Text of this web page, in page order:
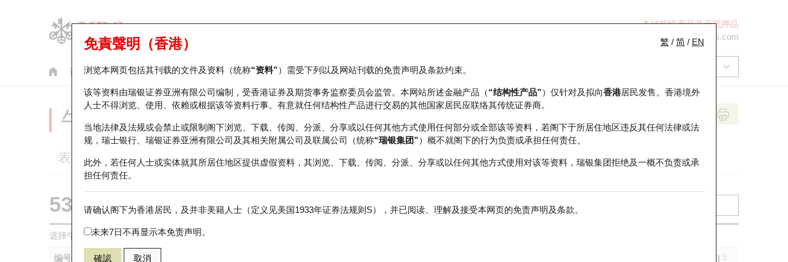
本结构性产品并无抵押品
ol-hkwarrants@ubs.com
认股证 牛熊证 美股指数产品 轮证市场统计 正股数据及市场统计 瑞银轮证教室
繁 / 简 / EN
免責聲明（香港）
浏览本网页包括其刊载的文件及资料（统称“资料”）需受下列以及网站刊载的免责声明及条款约束。
该等资料由瑞银证券亚洲有限公司编制，受香港证券及期货事务监察委员会监管。本网站所述金融产品（“结构性产品”）仅针对及拟向香港居民发售。香港境外
人士不得浏览、使用、依赖或根据该等资料行事。有意就任何结构性产品进行交易的其他国家居民应联络其传统证券商。
当地法律及法规或会禁止或限制阁下浏览、下载、传阅、分派、分享或以任何其他方式使用任何部分或全部该等资料，若阁下于所居住地区违反其任何法律或法
规，瑞士银行、瑞银证券亚洲有限公司及其相关附属公司及联属公司（统称“瑞银集团”）概不就阁下的行为负责或承担任何责任。
此外，若任何人士或实体就其所居住地区提供虚假资料，其浏览、下载、传阅、分派、分享或以任何其他方式使用对该等资料，瑞银集团拒绝及一概不负责或承
担任何责任。
请确认阁下为香港居民，及并非美籍人士（定义见美国1933年证券法规则S），并已阅读、理解及接受本网页的免责声明及条款。
未来7日不再显示本免责声明。
確認 取消
牛熊证分析仪
表现 街货统计 比较
53040 瑞银熊证 2628 中国人寿
选择牛熊证作比较 *你可以选择最多五只牛熊证
编号 到期日 (年-月-日)